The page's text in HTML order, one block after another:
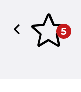
5
Previous slide